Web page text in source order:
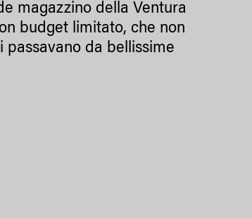
magazzino della Ventura
budget limitato, che non
da bellissime